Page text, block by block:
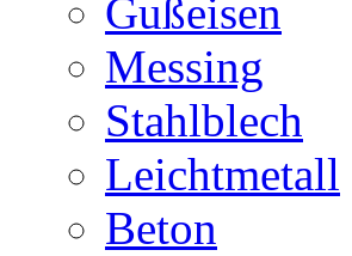
Gußeisen
Messing
Stahlblech
Leichtmetall
Beton